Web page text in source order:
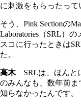
に刺激をもらったって
そう、Pink Sectionの
Laboratories（SRL）
スコに行ったときは
た。
高木SRLは、ほんと
のみんなも、数年前
知らなかったんです。